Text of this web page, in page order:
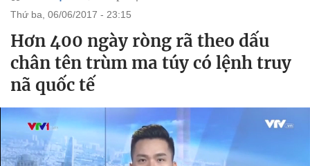
thứ ba, 06/06/2017 - 23:15
Hơn 400 ngày ròng rã theo dấu
chân tên trùm ma túy có lệnh truy
nã quốc tế